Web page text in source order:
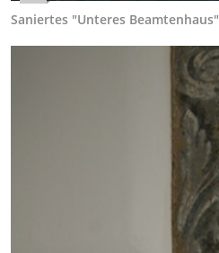
Saniertes "Unteres Beamtenhaus"